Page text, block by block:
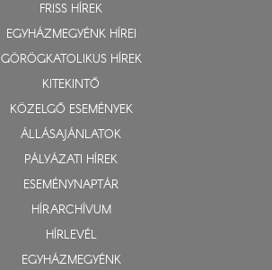
FRISS HÍREK
EGYHÁZMEGYÉNK HÍREI
GÖRÖGKATOLIKUS HÍREK
KITEKINTŐ
KÖZELGŐ ESEMÉNYEK
ÁLLÁSAJÁNLATOK
PÁLYÁZATI HÍREK
ESEMÉNYNAPTÁR
HÍRARCHÍVUM
HÍRLEVÉL
EGYHÁZMEGYÉNK